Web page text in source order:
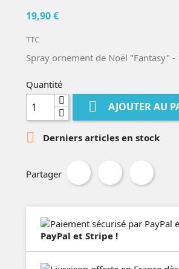
19,90 €
TTC
Spray ornement de Noël "Fantasy" -
Quantité
 AJOUTER AU
 Derniers articles en stock
Partager
PayPal et Stripe !